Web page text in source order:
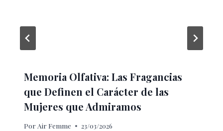
Memoria Olfativa: Las Fragancias
que Definen el Carácter de las
Mujeres que Admiramos
Por Air Femme 23/03/2026